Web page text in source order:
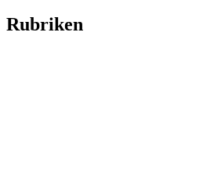
Rubriken